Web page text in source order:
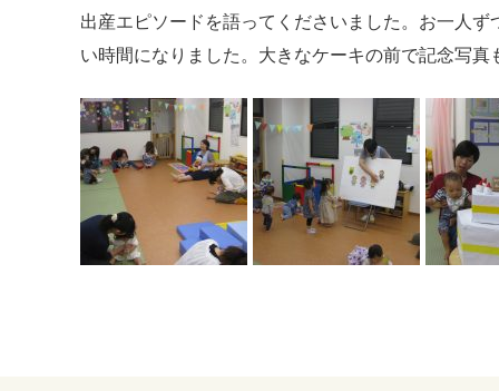
出産エピソードを語ってくださいました。お一人
い時間になりました。大きなケーキの前で記念写